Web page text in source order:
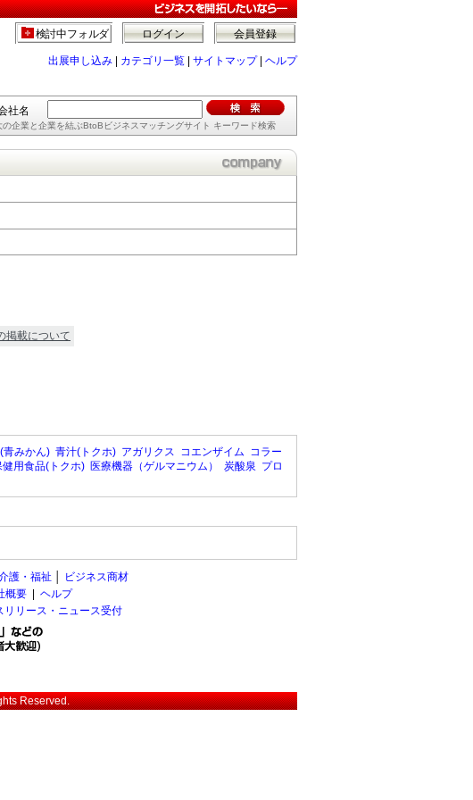
会員登録
ログイン
検討中フォルダ
出展申し込み カテゴリ一覧 サイトマップ| ヘルプ
社名
の企業と企業を結ぶBtoBビジネスマッチングサイト キーワード検索
掲載について
青みかん) 青汁(トクホ) アガリクス コエンザイム コラー
健用食品(トクホ) 医療機器（ゲルマニウム） 炭酸泉 プロ
護・福祉
ビジネス商材
概要
ヘルプ
リリース・ニュース受付
Reserved.